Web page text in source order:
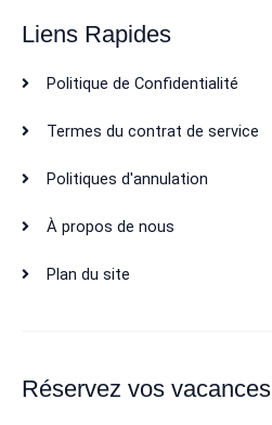
Liens Rapides
Politique de Confidentialité
Termes du contrat de service
Politiques d'annulation
À propos de nous
Plan du site
Réservez vos vacances